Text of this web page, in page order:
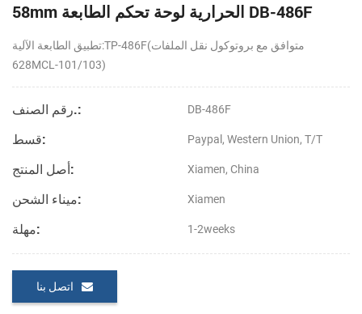
58mm الحرارية لوحة تحكم الطابعة DB-486F
تطبيق الطابعة الآلية:TP-486F(متوافق مع بروتوكول نقل الملفات
628MCL-101/103)
رقم الصنف.: DB-486F
قسط: Paypal, Western Union, T/T
أصل المنتج: Xiamen, China
ميناء الشحن: Xiamen
مهلة: 1-2weeks
اتصل بنا